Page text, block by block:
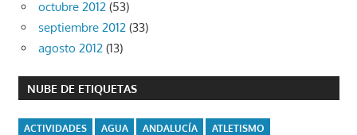
octubre 2012 (53)
septiembre 2012 (33)
agosto 2012 (13)
NUBE DE ETIQUETAS
ACTIVIDADES AGUA ANDALUCÍA
ATLETISMO